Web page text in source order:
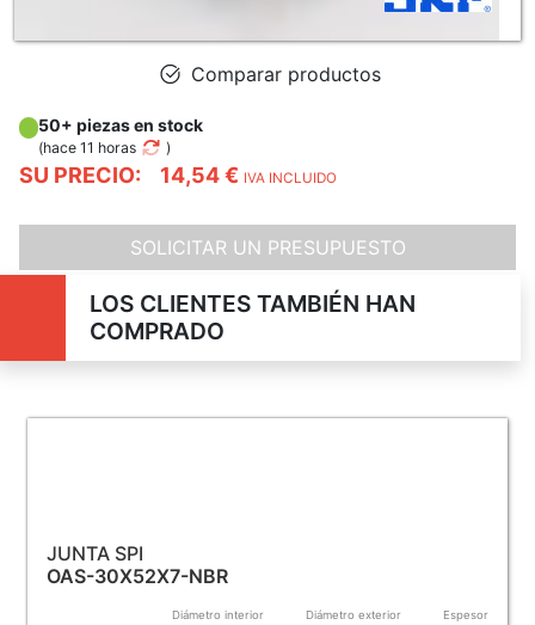
Comparar productos
SU PRECIO: 14,54 € IVA INCLUIDO
50+ piezas en stock
(hace 11 horas )
SOLICITAR UN PRESUPUESTO
LOS CLIENTES TAMBIÉN HAN
COMPRADO
JUNTA SPI
OAS-30X52X7-NBR
Diámetro interior Diámetro exterior Espesor